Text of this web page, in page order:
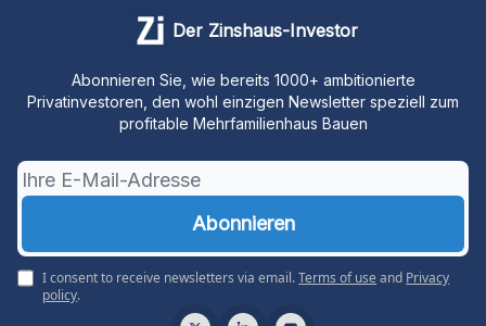
Der Zinshaus-Investor
Abonnieren Sie, wie bereits 1000+ ambitionierte
Privatinvestoren, den wohl einzigen Newsletter speziell zum
profitable Mehrfamilienhaus Bauen
I consent to receive newsletters via email.Terms of use and Privacy
policy.